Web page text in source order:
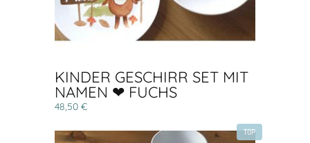
KINDER GESCHIRR SET MIT
NAMEN ❤ FUCHS
48,50 €
TOP